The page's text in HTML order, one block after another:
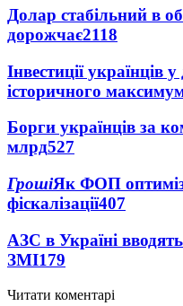
Долар стабільний в
дорожчає2118
Інвестиції українців
історичного
Борги українців за
млрд527
ГрошіЯк ФОП
фіскалізації407
АЗС в Україні
ЗМІ179
Читати коментарі